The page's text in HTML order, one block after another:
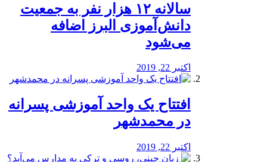
️سالانه ۱۲ هزار نفر به جمعیت
دانش‌آموزی البرز اضافه
می‌شود
اکتبر 22, 2019
افتتاح یک واحد آموزشی پسرانه
در محمدشهر
اکتبر 22, 2019